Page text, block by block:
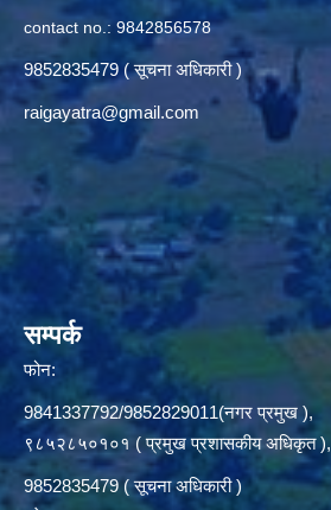
contact no.: 9842856578
9852835479 ( सूचना अधिकारी )
raigayatra@gmail.com
सम्पर्क
फोन:
9841337792/9852829011(नगर प्रमुख ),
९८५२८५०१०१ ( प्रमुख प्रशासकीय अधिकृत ),
9852835479 ( सूचना अधिकारी )